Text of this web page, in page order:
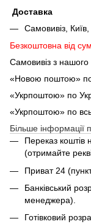
Доставка
Самовивіз, Київ,
Безкоштовна від
Самовивіз з
«Новою поштою» по
«Укрпоштою» по
«Укрпоштою» по
Більше інформації
Переказ коштів
(отримайте
Приват 24
Банківський
менеджера).
Готівковий